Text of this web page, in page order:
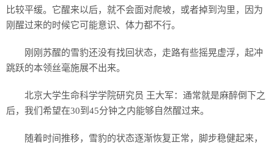
比较平缓。它醒来以后，就不会面对爬坡，或者掉到沟里，因为
刚醒过来的时候它可能意识、体力都不行。
刚刚苏醒的雪豹还没有找回状态，走路有些摇晃虚浮，起冲
跳跃的本领丝毫施展不出来。
北京大学生命科学学院研究员 王大军：通常就是麻醉倒下之
后，我们希望在30到45分钟之内能够自然醒过来。
随着时间推移，雪豹的状态逐渐恢复正常，脚步稳健起来，